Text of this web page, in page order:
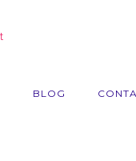
BLOG